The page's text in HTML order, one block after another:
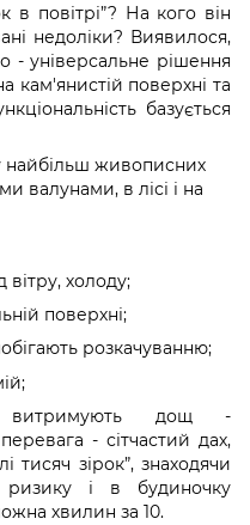
повітрі”? На кого він
недоліки? Виявилося,
- універсальне рішення
кам'янистій поверхні та
базується
найбільш живописних
валунами, в лісі і на
вітру, холоду;
поверхні;
розкачуванню;
витримують дощ -
- сітчастий дах,
тисяч зірок”, знаходячи
ризику і в будиночку
хвилин за 10.